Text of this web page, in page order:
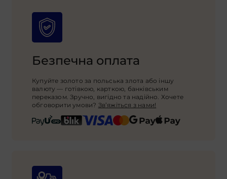
Безпечна оплата
Купуйте золото за польська злота або іншу
валюту — готівкою, карткою, банківським
переказом. Зручно, вигідно та надійно. Хочете
обговорити умови? Зв’яжіться з нами!